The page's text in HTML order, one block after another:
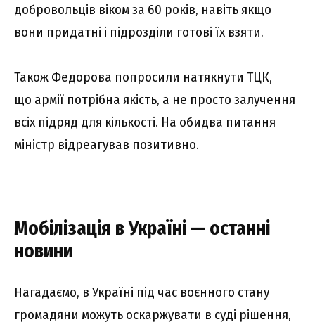
добровольців віком за 60 років, навіть якщо
вони придатні і підрозділи готові їх взяти.
Також Федорова попросили натякнути ТЦК,
що армії потрібна якість, а не просто залучення
всіх підряд для кількості. На обидва питання
міністр відреагував позитивно.
Мобілізація в Україні — останні
новини
Нагадаємо, в Україні під час воєнного стану
громадяни можуть оскаржувати в суді рішення,